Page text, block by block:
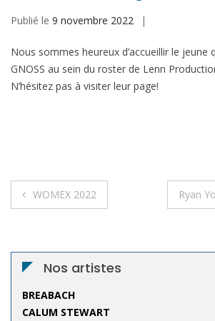
Publié le 9 novembre 2022
Nous sommes heureux d’accueillir le jeune
GNOSS au sein du roster de Lenn
N’hésitez pas à visiter leur page!
Navigation
l’article
WOMEX 2022 Ryan
Nos artistes
BREABACH
CALUM STEWART